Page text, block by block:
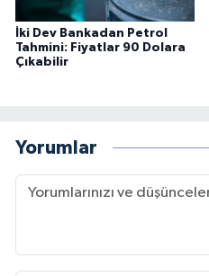
İki Dev Bankadan Petrol
Tahmini: Fiyatlar 90 Dolara
Çıkabilir
Yorumlar